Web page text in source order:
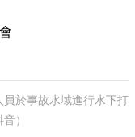
於事故水域進行水下打
）